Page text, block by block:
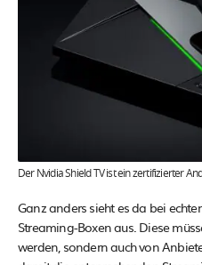
Der Nvidia Shield TV ist ein zertifizierter
Ganz anders sieht es da bei
Streaming-Boxen aus. Diese
werden, sondern auch von